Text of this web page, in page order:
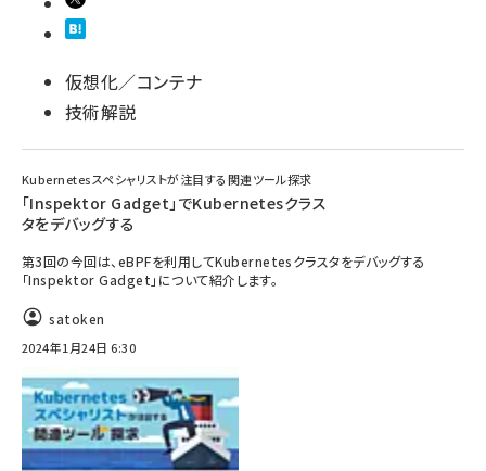
仮想化／コンテナ
技術解説
Kubernetesスペシャリストが注目する関連ツール探求
「Inspektor Gadget」でKubernetesクラス
タをデバッグする
第3回の今回は、eBPFを利用してKubernetesクラスタをデバッグする
「Inspektor Gadget」について紹介します。
satoken
2024年1月24日 6:30